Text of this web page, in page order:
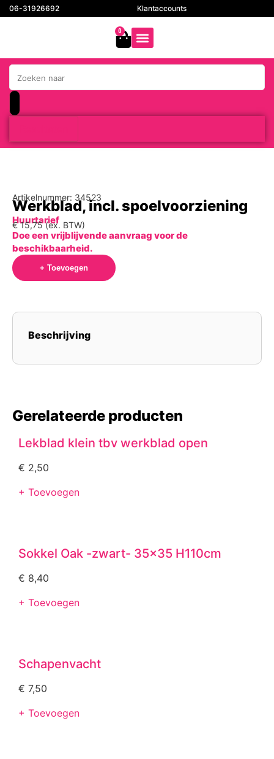
06-31926692 Klantaccounts
0
Artikelnummer: 34523
Werkblad, incl. spoelvoorziening
Huurtarief
€15,75(ex. BTW)
Doe een vrijblijvende aanvraag voor de
beschikbaarheid.
+ Toevoegen
Beschrijving
Gerelateerde producten
Lekblad klein tbv werkblad open
€ 2,50
+ Toevoegen
Sokkel Oak -zwart- 35×35 H110cm
€ 8,40
+ Toevoegen
Schapenvacht
€ 7,50
+ Toevoegen